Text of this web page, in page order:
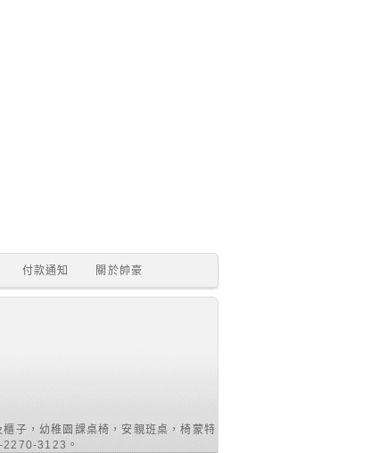
付款通知 關於帥豪
子，幼稚園課桌椅，安親班桌，椅蒙特
2270-3123。